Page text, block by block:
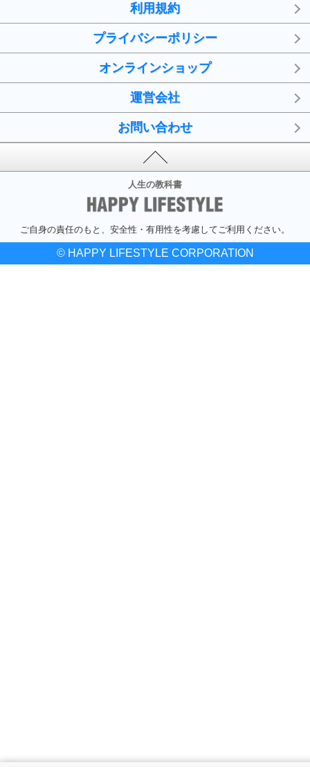
利用規約
プライバシーポリシー
オンラインショップ
運営会社
お問い合わせ
人生の教科書
ご自身の責任のもと、安全性・有用性を考慮してご利用ください。
© HAPPY LIFESTYLE CORPORATION